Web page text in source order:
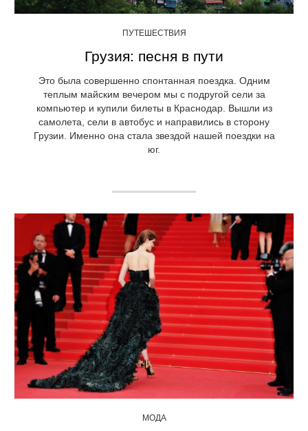
ПУТЕШЕСТВИЯ
Грузия: песня в пути
Это была совершенно спонтанная поездка. Одним
теплым майским вечером мы с подругой сели за
компьютер и купили билеты в Краснодар. Вышли из
самолета, сели в автобус и направились в сторону
Грузии. Именно она стала звездой нашей поездки на
юг.
МОДА